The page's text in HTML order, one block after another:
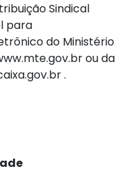
Sindical
para
do Ministério
ou da
.